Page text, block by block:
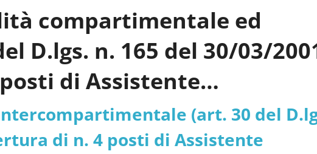
compartimentale ed
D.lgs. n. 165 del 30/03/
di Assistente
- ruolo
Ortopedico
(art. 30 del
di n. 4 posti di Assistente